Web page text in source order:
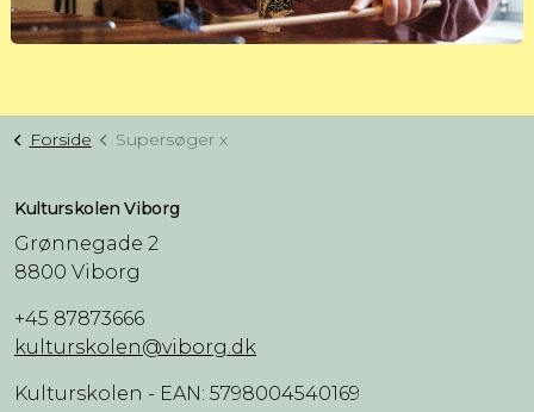
Forside Supersøger x
Kulturskolen Viborg
Grønnegade 2
8800 Viborg
+45 87873666
kulturskolen@viborg.dk
Kulturskolen - EAN: 5798004540169